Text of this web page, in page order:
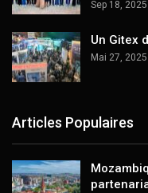
Sep 18, 2025
Un Gitex
Mai 27, 2025
Articles Populaires